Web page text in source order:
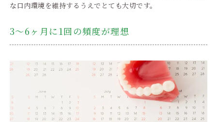
な口内環境を維持するうえでとても大切です。
3〜6ヶ月に1回の頻度が理想